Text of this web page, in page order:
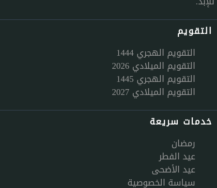
التقويم
التقويم الهجري 1444
التقويم الميلادي 2026
التقويم الهجري 1445
التقويم الميلادي 2027
خدمات سريعة
رمضان
عيد الفطر
عيد الأضحى
سياسة الخصوصية